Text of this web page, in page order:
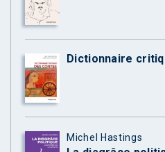
Dictionnaire
Michel Hastings